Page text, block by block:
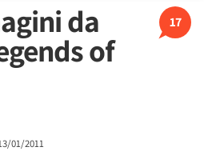
17
da
of
01/2011